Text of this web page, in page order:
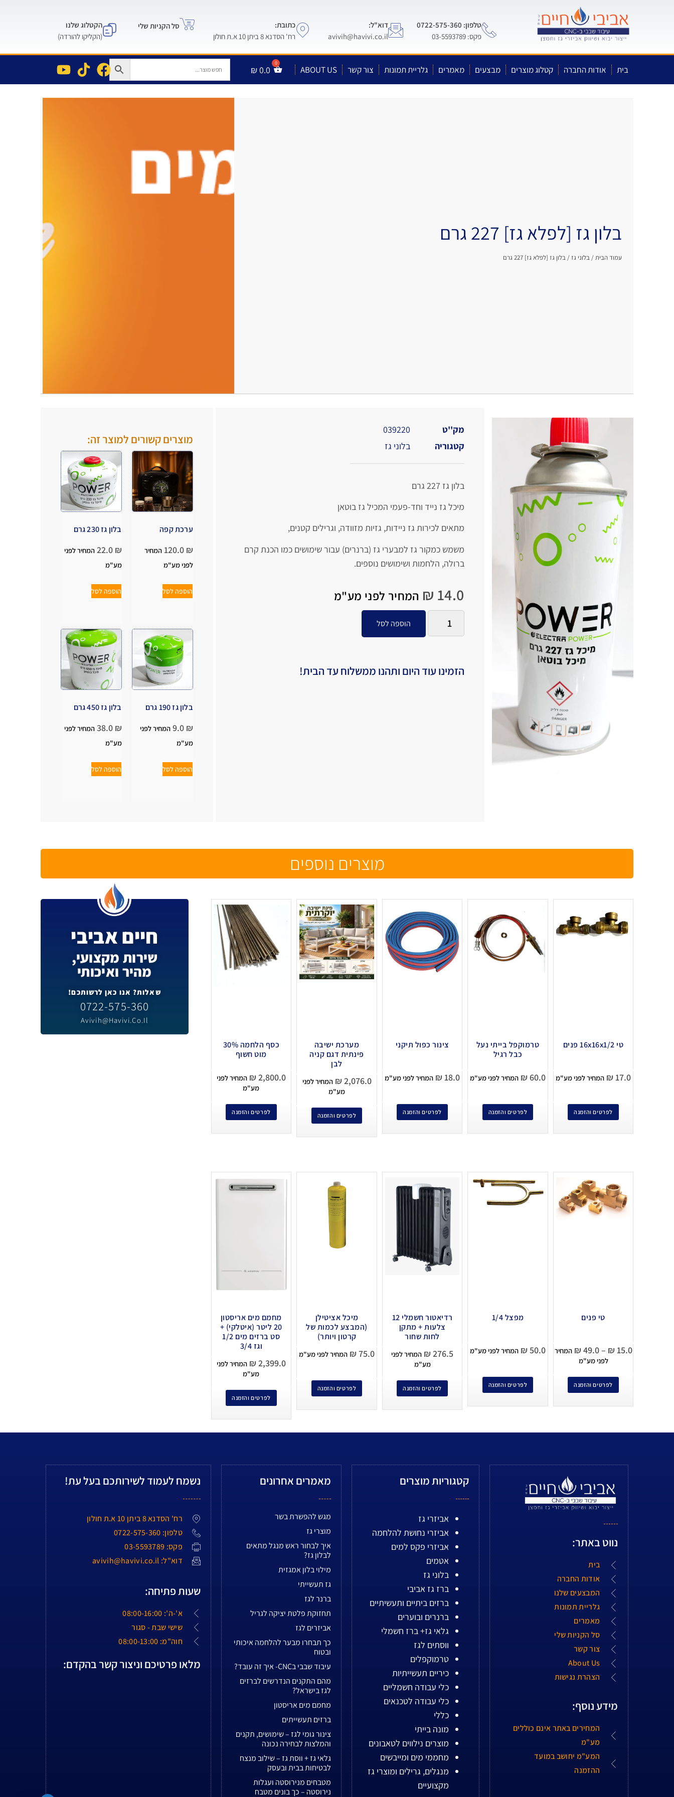
טלפון: 0722-575-360
פקס: 03-5593789
דוא"ל:
avivih@havivi.co.il
כתובת:
רח' הסדנא 8 ביתן 10 א.ת חולון
סל הקניות שלי
הקטלוג שלנו
(הקליקו להורדה)
בית אודות החברה קטלוג מוצרים מבצעים מאמרים גלריית תמונות צור קשר ABOUT US
₪0.0
בלון גז [לפלא גז] 227 גרם
עמוד הבית/בלוני גז/ בלון גז [לפלא גז] 227 גרם
מק''ט
039220
קטגוריה
בלוני גז
בלון גז 227 גרם
מיכל גז נייד וחד-פעמי המכיל גז בוטאן
מתאים לכירות גז ניידות, גזיות מזוודה, וגרילים קטנים,
משמש כמקור גז למבערי גז (ברנרים) עבור שימושים כמו הכנת קרם
ברולה, הלחמות ושימושים נוספים.
₪ 14.0 המחיר לפני מע"מ
הוספה לסל
הזמינו עוד היום ותהנו ממשלוח עד הבית!
מוצרים קשורים למוצר זה:
ערכת קפה
₪
120.0
המחיר
לפני מע"מ
הוספה לסל
בלון גז 230 גרם
₪
22.0
המחיר לפני
מע"מ
הוספה לסל
בלון גז 190 גרם
₪
9.0
המחיר לפני
מע"מ
הוספה לסל
בלון גז 450 גרם
₪
38.0
המחיר לפני
מע"מ
הוספה לסל
מוצרים נוספים
טי 16x16x1/2 פנים
₪ 17.0 המחיר לפני מע"מ
לפרטים והזמנה
טרמוקפל בייתי נעל
כבל רגיל
₪ 60.0 המחיר לפני מע"מ
לפרטים והזמנה
צינור כפול תיקני
₪ 18.0 המחיר לפני מע"מ
לפרטים והזמנה
מערכת ישיבה
פינתית דגם קניה
לבן
₪ 2,076.0
המחיר לפני
מע"מ
לפרטים והזמנה
כסף הלחמה 30%
מוט חשוף
₪ 2,800.0
המחיר לפני
מע"מ
לפרטים והזמנה
טי פנים
₪ 15.0
–
₪ 49.0
המחיר
לפני מע"מ
לפרטים והזמנה
מפצל 1/4
₪ 50.0 המחיר לפני מע"מ
לפרטים והזמנה
רדיאטור חשמלי 12
צלעות + מתקן
לחות שחור
₪ 276.5
המחיר לפני
מע"מ
לפרטים והזמנה
מיכל אציטילן
(המבצע לכמות של
קרטון ויותר)
₪ 75.0 המחיר לפני מע"מ
לפרטים והזמנה
מחמם מים אריסטון
20 ליטר (איטלקי) +
סט ברזים מים 1/2
וגז 3/4
₪ 2,399.0
המחיר לפני
מע"מ
לפרטים והזמנה
חיים אביבי
שירות מקצועי,
מהיר ואיכותי
שאלות? אנו כאן לרשותכם!
0722-575-360
Avivih@havivi.co.il
נווט באתר:
בית
אודות החברה
המבצעים שלנו
גלריית תמונות
מאמרים
סל הקניות שלי
צור קשר
About Us
הצהרת נגישות
מידע נוסף:
המחירים באתר אינם כוללים
מע"מ
המע"מ יחושב במועד
ההזמנה
קטגוריות מוצרים
אביזרי גז
אביזרי נחושת להלחמה
אביזרי פקס למים
אטמים
בלוני גז
ברז גז אביבי
ברזים ביתיים ותעשיתיים
ברנרים ובוערים
גלאי גז+ ברז חשמלי
ווסתים לגז
טרמוקפלים
כיריים תעשייתיות
כלי עבודה חשמליים
כלי עבודה לטכנאים
כללי
מונה בייתי
מוצרים נילווים לטאבונים
מחממי מים ומייבשים
מנגלים, גרילים ומוצרי גז
מקצועיים
מאמרים אחרונים
מגש להפשרת בשר
מוצרי גז
איך לבחור ראש מנגל מתאים
לבלון גז?
מילוי בלון אמגזית
גז תעשייתי
ברנר לגז
תחזוקת פלטת יציקה לגריל
אביזרים לגז
כך תבחרו מבער להלחמה איכותי
ובטוח
עיבוד שבבי בCNC- איך זה עובד?
מהם התקנים הנדרשים לברזים
לגז בישראל?
מחמם מים אריסטון
ברזים תעשייתים
צינור גומי לגז – שימושים, תקנים
והמלצות לבחירה נכונה
גלאי גז + ווסת גז – שילוב מנצח
לבטיחות בבית ובעסק
מטבחים מנירוסטה ועגלות
נירוסטה – כך בונים מטבח
נשמח לעמוד לשירותכם בעל עת!
רח' הסדנא 8 ביתן 10 א.ת חולון
טלפון: 0722-575-360
פקס: 03-5593789
דוא"ל: avivih@havivi.co.il
שעות פתיחה:
א'-ה': 08:00-16:00
שישי שבת - סגור
חוה"מ: 08:00-13:00
מלאו פרטיכם וניצור קשר בהקדם: